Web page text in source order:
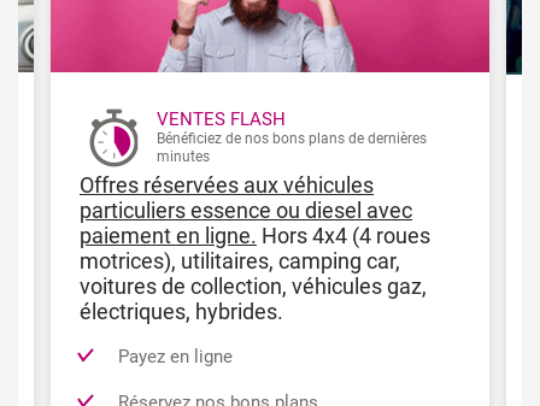
VENTES FLASH
Bénéficiez de nos bons plans de dernières
minutes
Offres réservées aux véhicules
particuliers essence ou diesel avec
paiement en ligne. Hors 4x4 (4 roues
motrices), utilitaires, camping car,
voitures de collection, véhicules gaz,
électriques, hybrides.
Payez en ligne